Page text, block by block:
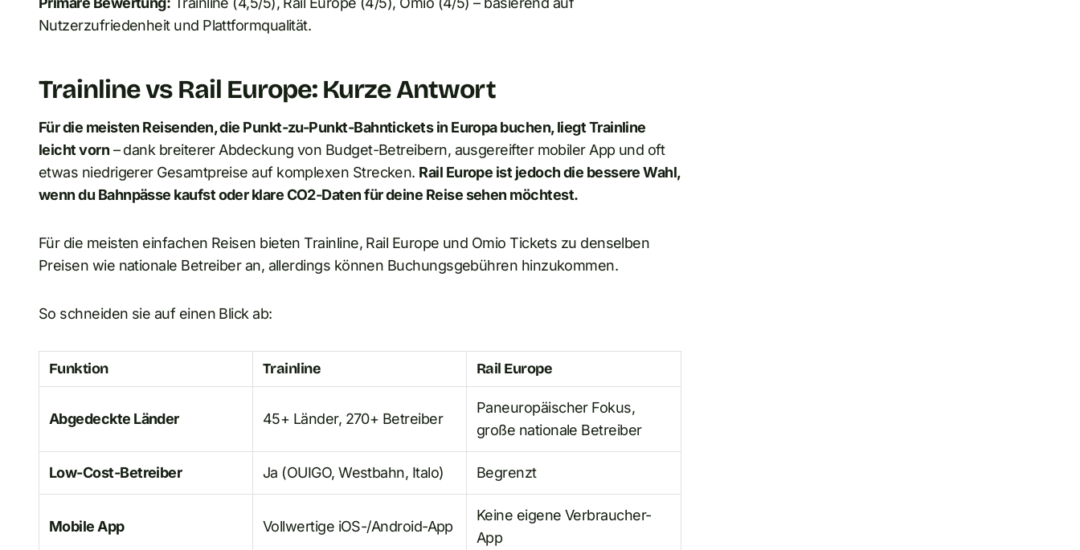
Nutzerzufriedenheit und Plattformqualität.
Trainline vs Rail Europe: Kurze Antwort
Für die meisten Reisenden, die Punkt-zu-Punkt-Bahntickets in Europa buchen, liegt Trainline
leicht vorn – dank breiterer Abdeckung von Budget-Betreibern, ausgereifter mobiler App und oft
etwas niedrigerer Gesamtpreise auf komplexen Strecken. Rail Europe ist jedoch die bessere Wahl,
wenn du Bahnpässe kaufst oder klare CO2-Daten für deine Reise sehen möchtest.
Für die meisten einfachen Reisen bieten Trainline, Rail Europe und Omio Tickets zu denselben
Preisen wie nationale Betreiber an, allerdings können Buchungsgebühren hinzukommen.
So schneiden sie auf einen Blick ab:
Funktion Trainline Rail Europe
Abgedeckte Länder 45+ Länder, 270+ Betreiber
Paneuropäischer Fokus,
große nationale Betreiber
Low-Cost-Betreiber Ja (OUIGO, Westbahn, Italo) Begrenzt
Mobile App Vollwertige iOS-/Android-App
Keine eigene Verbraucher-
App